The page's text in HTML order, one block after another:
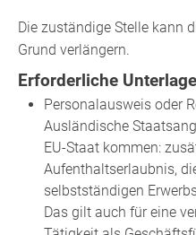
Die zuständige Stelle kann
Grund verlängern.
Erforderliche
Personalausweis oder
Ausländische
EU-Staat kommen:
Aufenthaltserlaubnis,
selbstständigen
Das gilt auch für eine